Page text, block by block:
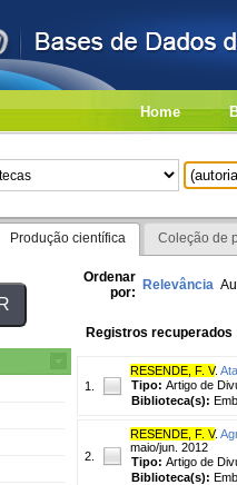
Home
Produção científica Coleção de
Ordenar
por: Relevância
Registros recuperados
1.
RESENDE, F. V.
Tipo: Artigo de
Biblioteca(s):
2.
RESENDE, F. V.
maio/jun. 2012
Tipo: Artigo de
Biblioteca(s):